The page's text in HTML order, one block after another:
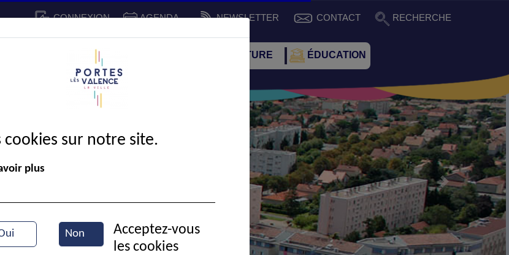
CONNEXION AGENDA NEWSLETTER CONTACT RECHERCHE
CADRE DE VIE SPORT ET CULTURE ÉDUCATION
Suivant
cookies sur notre site.
plus
Non
Acceptez-vous
les cookies